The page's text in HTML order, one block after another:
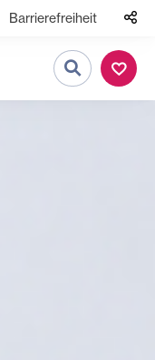
Barrierefreiheit
Suche